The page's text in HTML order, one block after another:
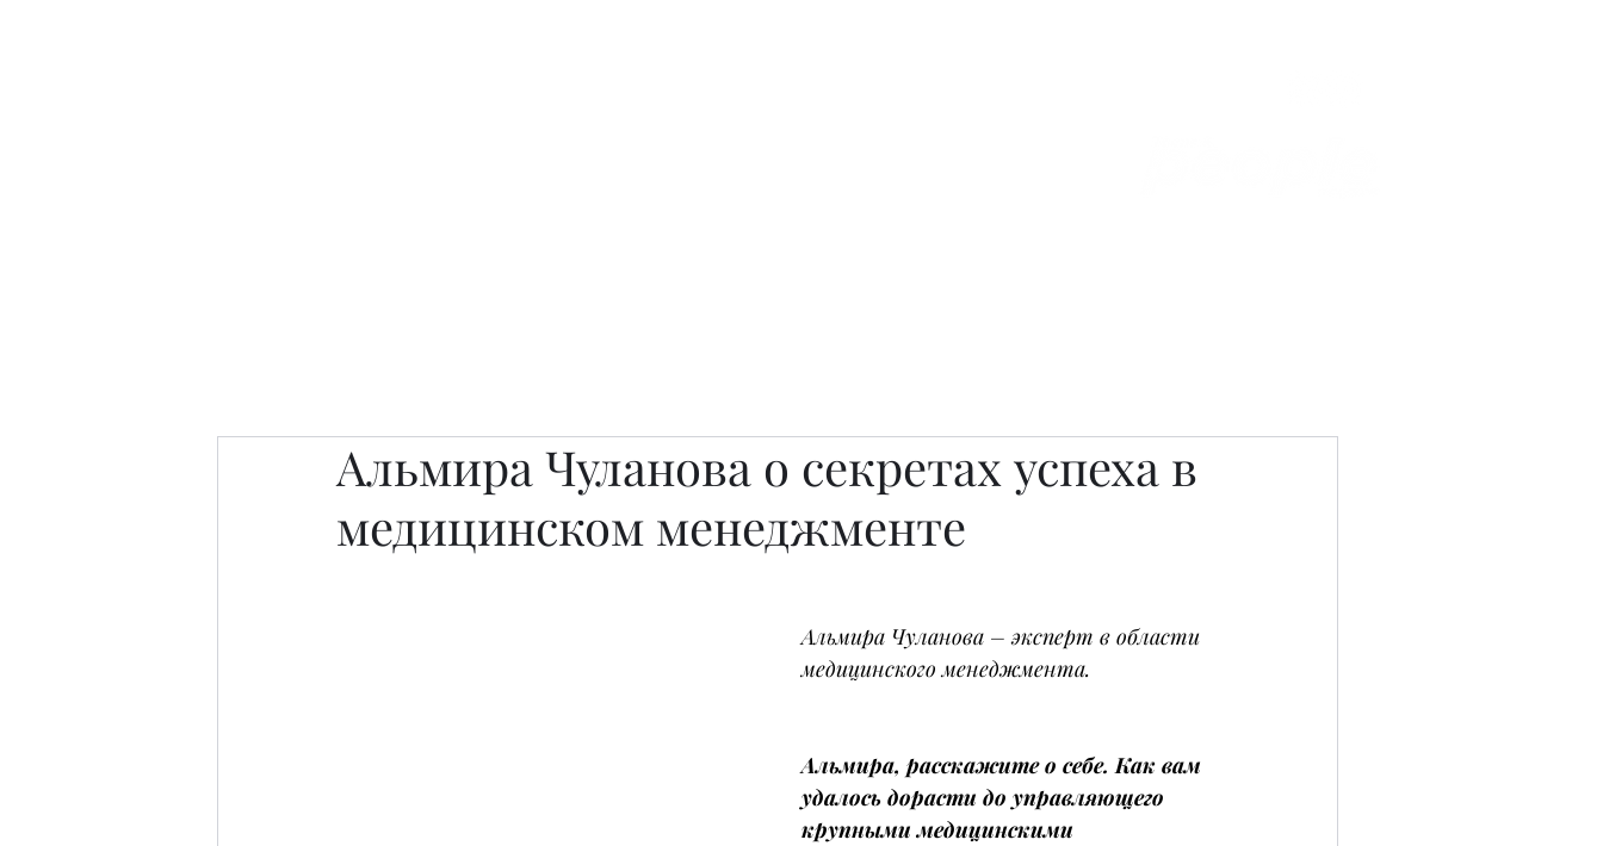
Альмира Чуланова о секретах успеха в
медицинском менеджменте
Альмира Чуланова – эксперт в области
медицинского менеджмента.
Альмира, расскажите о себе. Как вам
удалось дорасти до управляющего
крупными медицинскими